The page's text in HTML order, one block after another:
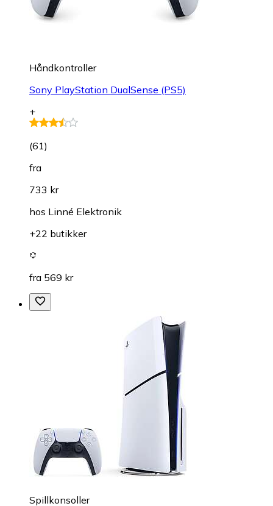
Håndkontroller
Sony PlayStation DualSense (PS5)
+
(61)
fra
733 kr
hos Linné Elektronik
+22 butikker
fra 569 kr
Spillkonsoller